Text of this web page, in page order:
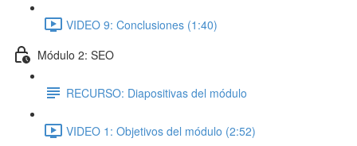
VIDEO 9: Conclusiones (1:40)
Módulo 2: SEO
RECURSO: Diapositivas del módulo
VIDEO 1: Objetivos del módulo (2:52)